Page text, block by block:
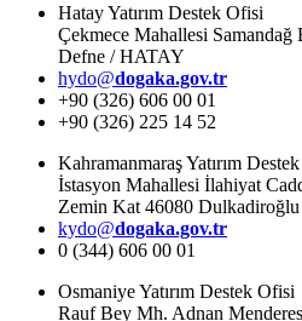
Hatay Yatırım Destek Ofisi
Çekmece Mahallesi Samandağ
Defne / HATAY
hydo@dogaka.gov.tr
+90 (326) 606 00 01
+90 (326) 225 14 52
Kahramanmaraş Yatırım
İstasyon Mahallesi İlahiyat
Zemin Kat 46080 Dulkadiroğlu
kydo@dogaka.gov.tr
0 (344) 606 00 01
Osmaniye Yatırım Destek Ofisi
Rauf Bey Mh. Adnan